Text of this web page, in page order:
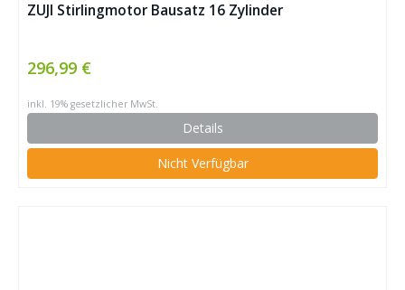
ZUJI Stirlingmotor Bausatz 16 Zylinder
296,99 €
inkl. 19% gesetzlicher MwSt.
Details
Nicht Verfügbar